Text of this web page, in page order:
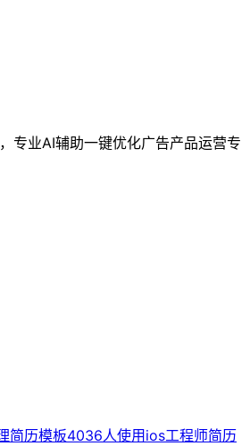
专业AI辅助一键优化广告产品运营专
简历模板4036人使用 ios工程师简历